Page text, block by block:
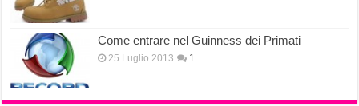
Come entrare nel Guinness dei Primati
25 Luglio 2013 1